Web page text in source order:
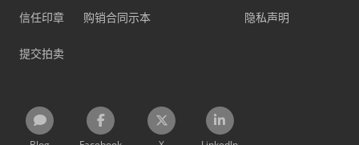
信任印章
提交拍卖
购销合同示本 隐私声明